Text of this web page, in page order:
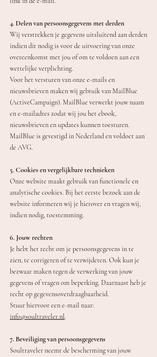
4. Delen van persoonsgegevens met derden
Wij verstrekken je gegevens uitsluitend aan derden
indien dit nodig is voor de uitvoering van onze
overeenkomst met jou of om te voldoen aan een
wettelijke verplichting.
Voor het versturen van onze e-mails en
nieuwsbrieven maken wij gebruik van MailBlue
(ActiveCampaign). MailBlue verwerkt jouw naam
en e-mailadres zodat wij jou het ebook,
nieuwsbrieven en updates kunnen toesturen.
MailBlue is gevestigd in Nederland en voldoet aan
de AVG.
5. Cookies en vergelijkbare technieken
Onze website maakt gebruik van functionele en
analytische cookies. Bij het eerste bezoek aan de
website informeren wij je hierover en vragen wij,
indien nodig, toestemming.
6. Jouw rechten
Je hebt het recht om je persoonsgegevens in te
zien, te corrigeren of te verwijderen. Ook kun je
bezwaar maken tegen de verwerking van jouw
gegevens of vragen om beperking. Daarnaast heb je
recht op gegevensoverdraagbaarheid.
Stuur hiervoor een e-mail naar:
info@soultraveler.nl.
7. Beveiliging van persoonsgegevens
Soultraveler neemt de bescherming van jouw